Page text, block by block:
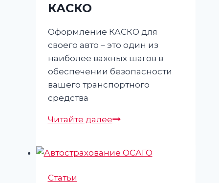
КАСКО
Оформление КАСКО для
своего авто – это один из
наиболее важных шагов в
обеспечении безопасности
вашего транспортного
средства
Читайте далееЗащитите
как
Статьи